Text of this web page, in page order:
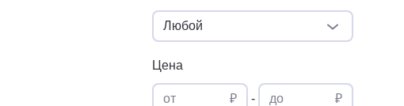
Любой
Цена
от ₽ - до ₽